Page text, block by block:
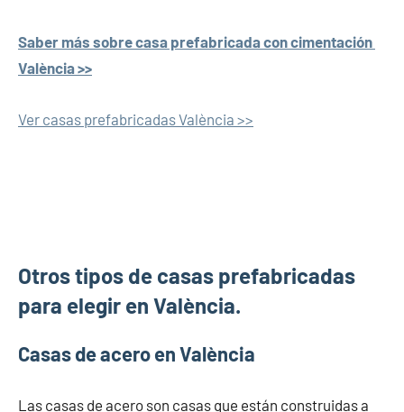
Saber más sobre casa prefabricada con cimentación
València >>
Ver casas prefabricadas València >>
Otros tipos de casas prefabricadas
para elegir en València.
Casas de acero en València
Las casas de acero son casas que están construidas a